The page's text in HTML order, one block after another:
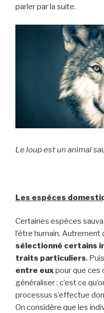
parler par la suite.
Le loup est un animal
Les espèces
Certaines espèces
l’être humain. Autrement
sélectionné certains
traits particuliers.
entre euxpour que ces
généraliser : c’est ce
processus s’effectue
On considère que les